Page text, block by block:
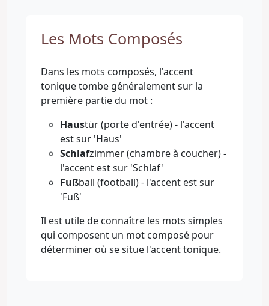
Les Mots Composés
Dans les mots composés, l'accent
tonique tombe généralement sur la
première partie du mot :
Haustür (porte d'entrée) - l'accent
est sur 'Haus'
Schlafzimmer (chambre à coucher) -
l'accent est sur 'Schlaf'
Fußball (football) - l'accent est sur
'Fuß'
Il est utile de connaître les mots simples
qui composent un mot composé pour
déterminer où se situe l'accent tonique.